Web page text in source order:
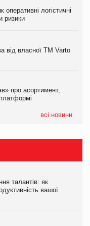
оперативні логістичні
ризики
від власної ТМ Varto
про асортимент,
всі новини
оперативні логістичні
ризики
від власної ТМ Varto
про асортимент,
талантів: як
вашої